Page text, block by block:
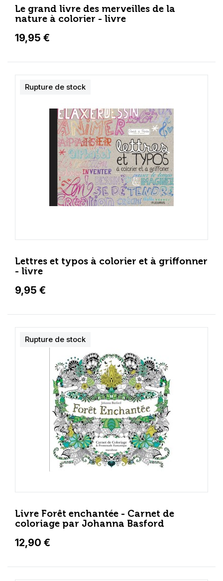
Le grand livre des merveilles de la
nature à colorier - livre
19,95 €
Lettres et typos à colorier et à griffonner
- livre
9,95 €
Rupture de stock
Livre Forêt enchantée - Carnet de
coloriage par Johanna Basford
12,90 €
Rupture de stock